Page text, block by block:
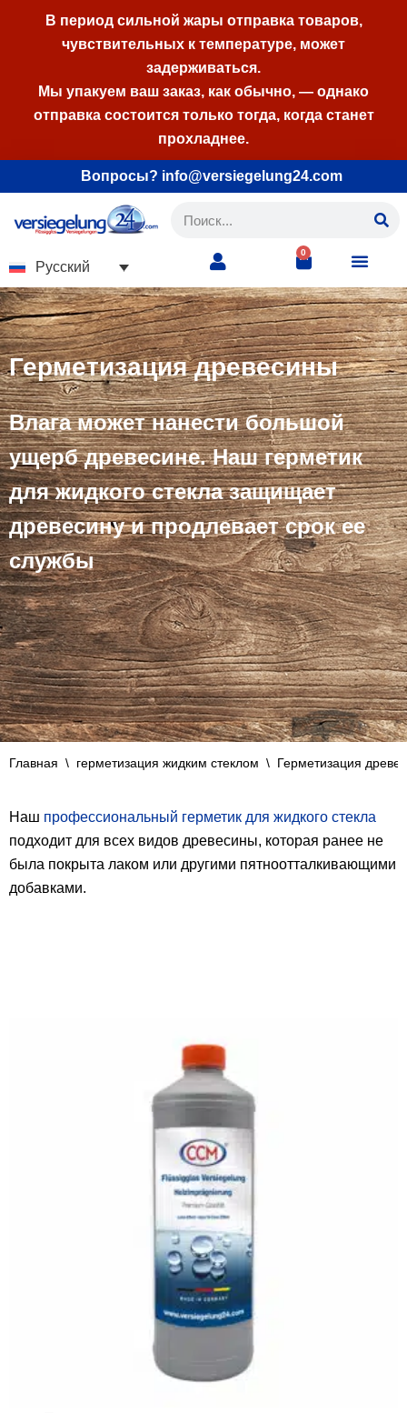
Перейти
содержимому
В период сильной жары отправка товаров,
чувствительных к температуре, может
задерживаться.
Мы упакуем ваш заказ, как обычно, — однако
отправка состоится только тогда, когда станет
прохладнее.
Вопросы? info@versiegelung24.com
Русский
0
Герметизация древесины
Влага может нанести большой
ущерб древесине. Наш герметик
для жидкого стекла защищает
древесину и продлевает срок ее
службы
Главная \ герметизация жидким стеклом \ Герметизация
Наш профессиональный герметик для жидкого стекла
подходит для всех видов древесины, которая ранее не
была покрыта лаком или другими пятноотталкивающими
добавками.